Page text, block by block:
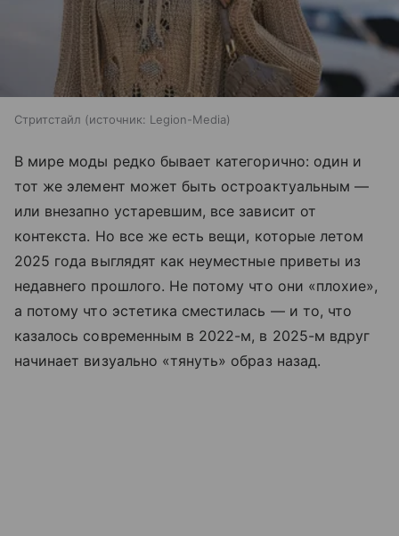
Стритстайл источник: Legion-Media
В мире моды редко бывает категорично: один и
тот же элемент может быть остроактуальным —
или внезапно устаревшим, все зависит от
контекста. Но все же есть вещи, которые летом
2025 года выглядят как неуместные приветы из
недавнего прошлого. Не потому что они «плохие»,
а потому что эстетика сместилась — и то, что
казалось современным в 2022-м, в 2025-м вдруг
начинает визуально «тянуть» образ назад.